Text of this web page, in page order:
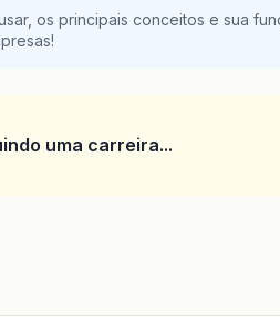
os principais conceitos e sua
uma carreira...